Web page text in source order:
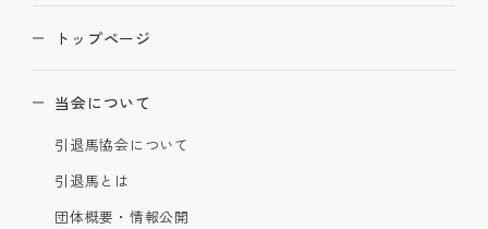
トップページ
当会について
引退馬協会について
引退馬とは
団体概要・情報公開